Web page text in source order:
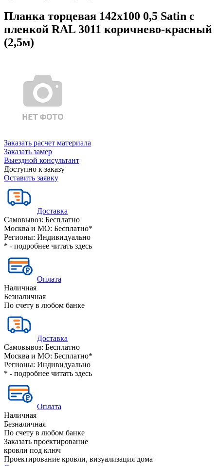
Планка торцевая 142х100 0,5 Satin с
пленкой RAL 3011 коричнево-красный
(2,5м)
Заказать расчет материала
Заказать замер
Выездной консультант
Доступно к заказу
Оставить заявку
Доставка
Самовывоз: Бесплатно
Москва и МО: Бесплатно*
Регионы: Индивидуально
* - подробнее читать здесь
Оплата
Наличная
Безналичная
По счету в любом банке
Доставка
Самовывоз: Бесплатно
Москва и МО: Бесплатно*
Регионы: Индивидуально
* - подробнее читать здесь
Оплата
Наличная
Безналичная
По счету в любом банке
Заказать проектирование
кровли под ключ
Проектирование кровли, визуализация дома